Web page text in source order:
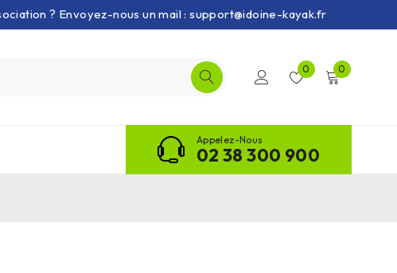
? Envoyez-nous un mail : support@idoine-kayak.fr
0 0
Appelez-Nous
02 38 300 900